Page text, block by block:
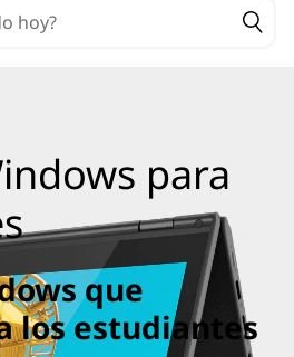
para
que
los estudiantes